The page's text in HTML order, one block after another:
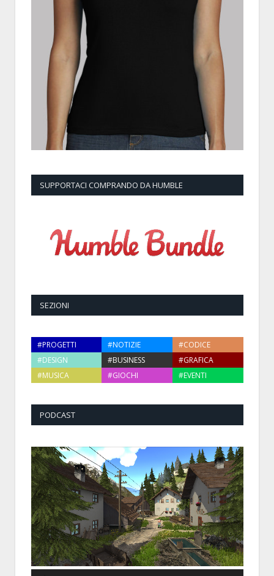
SUPPORTACI COMPRANDO DA HUMBLE
SEZIONI
#PROGETTI #NOTIZIE
#CODICE
#DESIGN
#BUSINESS
#GRAFICA
#MUSICA
#GIOCHI #EVENTI
PODCAST